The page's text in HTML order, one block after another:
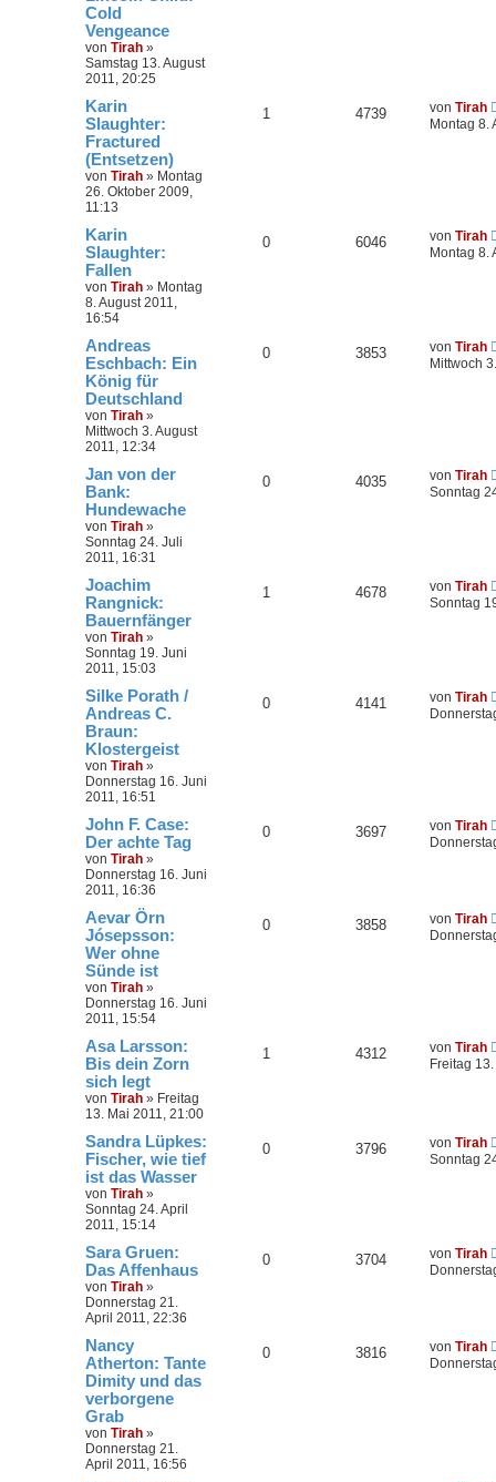
Cold
Vengeance
von Tirah »
Samstag 13. August
2011, 20:25
Karin
Slaughter:
Fractured
(Entsetzen)
von Tirah » Montag
26. Oktober 2009,
11:13
1 4739 von Tirah
Montag 8.
Karin
Slaughter:
Fallen
von Tirah » Montag
8. August 2011,
16:54
0 6046 von Tirah
Montag 8.
Andreas
Eschbach: Ein
König für
Deutschland
von Tirah »
Mittwoch 3. August
2011, 12:34
0 3853 von Tirah
Mittwoch
Jan von der
Bank:
Hundewache
von Tirah »
Sonntag 24. Juli
2011, 16:31
0 4035 von Tirah
Sonntag
Joachim
Rangnick:
Bauernfänger
von Tirah »
Sonntag 19. Juni
2011, 15:03
1 4678 von Tirah
Sonntag
Silke Porath /
Andreas C.
Braun:
Klostergeist
von Tirah »
Donnerstag 16. Juni
2011, 16:51
0 4141 von Tirah
John F. Case:
Der achte Tag
von Tirah »
Donnerstag 16. Juni
2011, 16:36
0 3697 von Tirah
Aevar Örn
Jósepsson:
Wer ohne
Sünde ist
von Tirah »
Donnerstag 16. Juni
2011, 15:54
0 3858 von Tirah
Asa Larsson:
Bis dein Zorn
sich legt
von Tirah » Freitag
13. Mai 2011, 21:00
1 4312 von Tirah
Freitag
Sandra Lüpkes:
Fischer, wie tief
ist das Wasser
von Tirah »
Sonntag 24. April
2011, 15:14
0 3796 von Tirah
Sonntag
Sara Gruen:
Das Affenhaus
von Tirah »
Donnerstag 21.
April 2011, 22:36
0 3704 von Tirah
Nancy
Atherton: Tante
Dimity und das
verborgene
Grab
von Tirah »
Donnerstag 21.
April 2011, 16:56
0 3816 von Tirah